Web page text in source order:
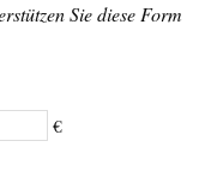
Sie diese Form
€